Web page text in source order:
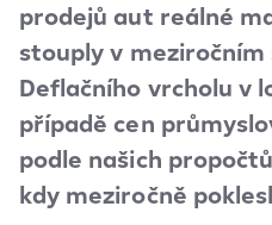
prodejů aut reálné
stouply v meziročním
Deflačního vrcholu v
případě cen
podle našich
kdy meziročně